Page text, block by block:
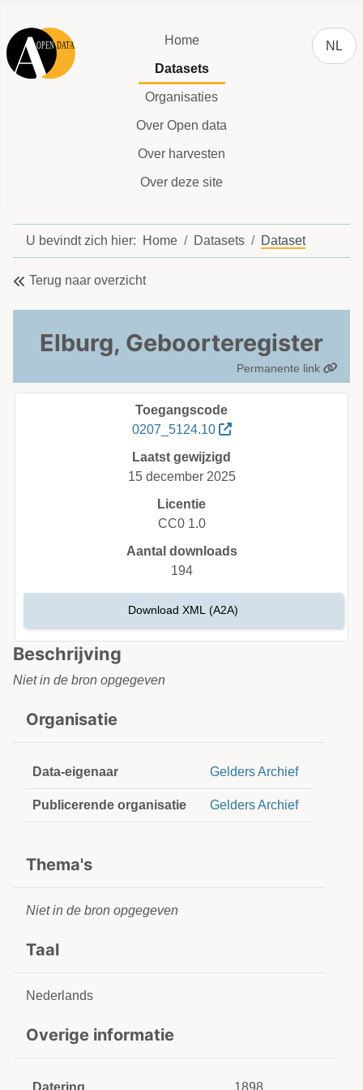
Home
Datasets
Organisaties
Over Open data
Over harvesten
Over deze site
NL
U bevindt zich hier: Home Datasets Dataset
Terug naar overzicht
Elburg, Geboorteregister
Permanente link
Beschrijving
Niet in de bron opgegeven
Organisatie
Data-eigenaar Gelders Archief
Publicerende organisatie Gelders Archief
Thema's
Niet in de bron opgegeven
Taal
Nederlands
Overige informatie
Datering 1898
Toegangscode
0207_5124.10
Laatst gewijzigd
15 december 2025
Licentie
CC0 1.0
Aantal downloads
194
Download XML (A2A)